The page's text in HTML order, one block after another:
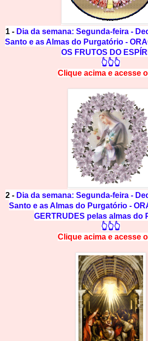
1 - Dia da semana: Segunda-feira -
Santo e as Almas do Purgatório -
OS FRUTOS DO
👆👆👆
Clique acima e acesse
2 - Dia da semana: Segunda-feira -
Santo e as Almas do Purgatório -
GERTRUDES pelas almas do
👆👆👆
Clique acima e acesse